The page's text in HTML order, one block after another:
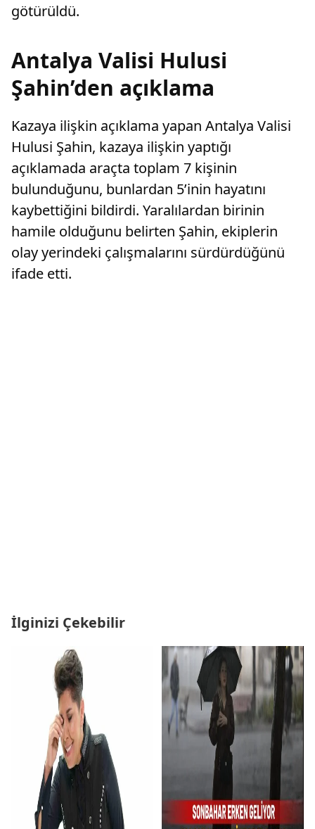
götürüldü.
Antalya Valisi Hulusi
Şahin’den açıklama
Kazaya ilişkin açıklama yapan Antalya Valisi
Hulusi Şahin, kazaya ilişkin yaptığı
açıklamada araçta toplam 7 kişinin
bulunduğunu, bunlardan 5’inin hayatını
kaybettiğini bildirdi. Yaralılardan birinin
hamile olduğunu belirten Şahin, ekiplerin
olay yerindeki çalışmalarını sürdürdüğünü
ifade etti.
İlginizi Çekebilir